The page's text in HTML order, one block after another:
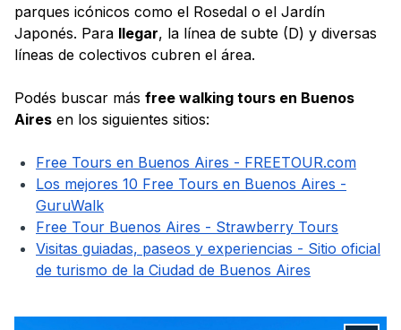
parques icónicos como el Rosedal o el Jardín
Japonés. Para llegar, la línea de subte (D) y diversas
líneas de colectivos cubren el área.
Podés buscar más free walking tours en Buenos
Aires en los siguientes sitios:
Free Tours en Buenos Aires - FREETOUR.com
Los mejores 10 Free Tours en Buenos Aires -
GuruWalk
Free Tour Buenos Aires - Strawberry Tours
Visitas guiadas, paseos y experiencias - Sitio oficial
de turismo de la Ciudad de Buenos Aires